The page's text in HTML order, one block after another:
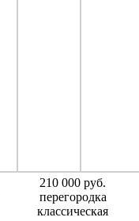
210 000 руб.
перегородка
классическая